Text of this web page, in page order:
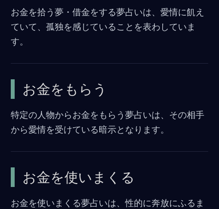
お金を拾う夢・借金をする夢占いは、愛情に飢え
ていて、孤独を感じていることを表わしていま
す。
お金をもらう
特定の人物からお金をもらう夢占いは、その相手
から愛情を受けている暗示となります。
お金を使いまくる
お金を使いまくる夢占いは、性的に奔放にふるま